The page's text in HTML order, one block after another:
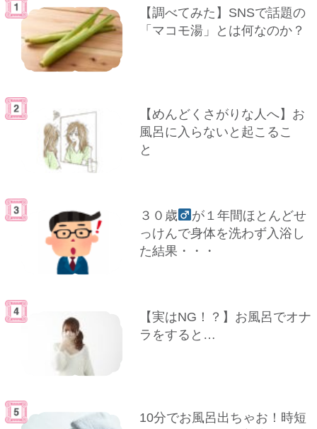
【調べてみた】SNSで話題の
「マコモ湯」とは何なのか？
【めんどくさがりな人へ】お
風呂に入らないと起こるこ
と
３０歳
が１年間ほとんどせ
っけんで身体を洗わず入浴し
た結果・・・
【実はNG！？】お風呂でオナ
ラをすると…
10分でお風呂出ちゃお！時短